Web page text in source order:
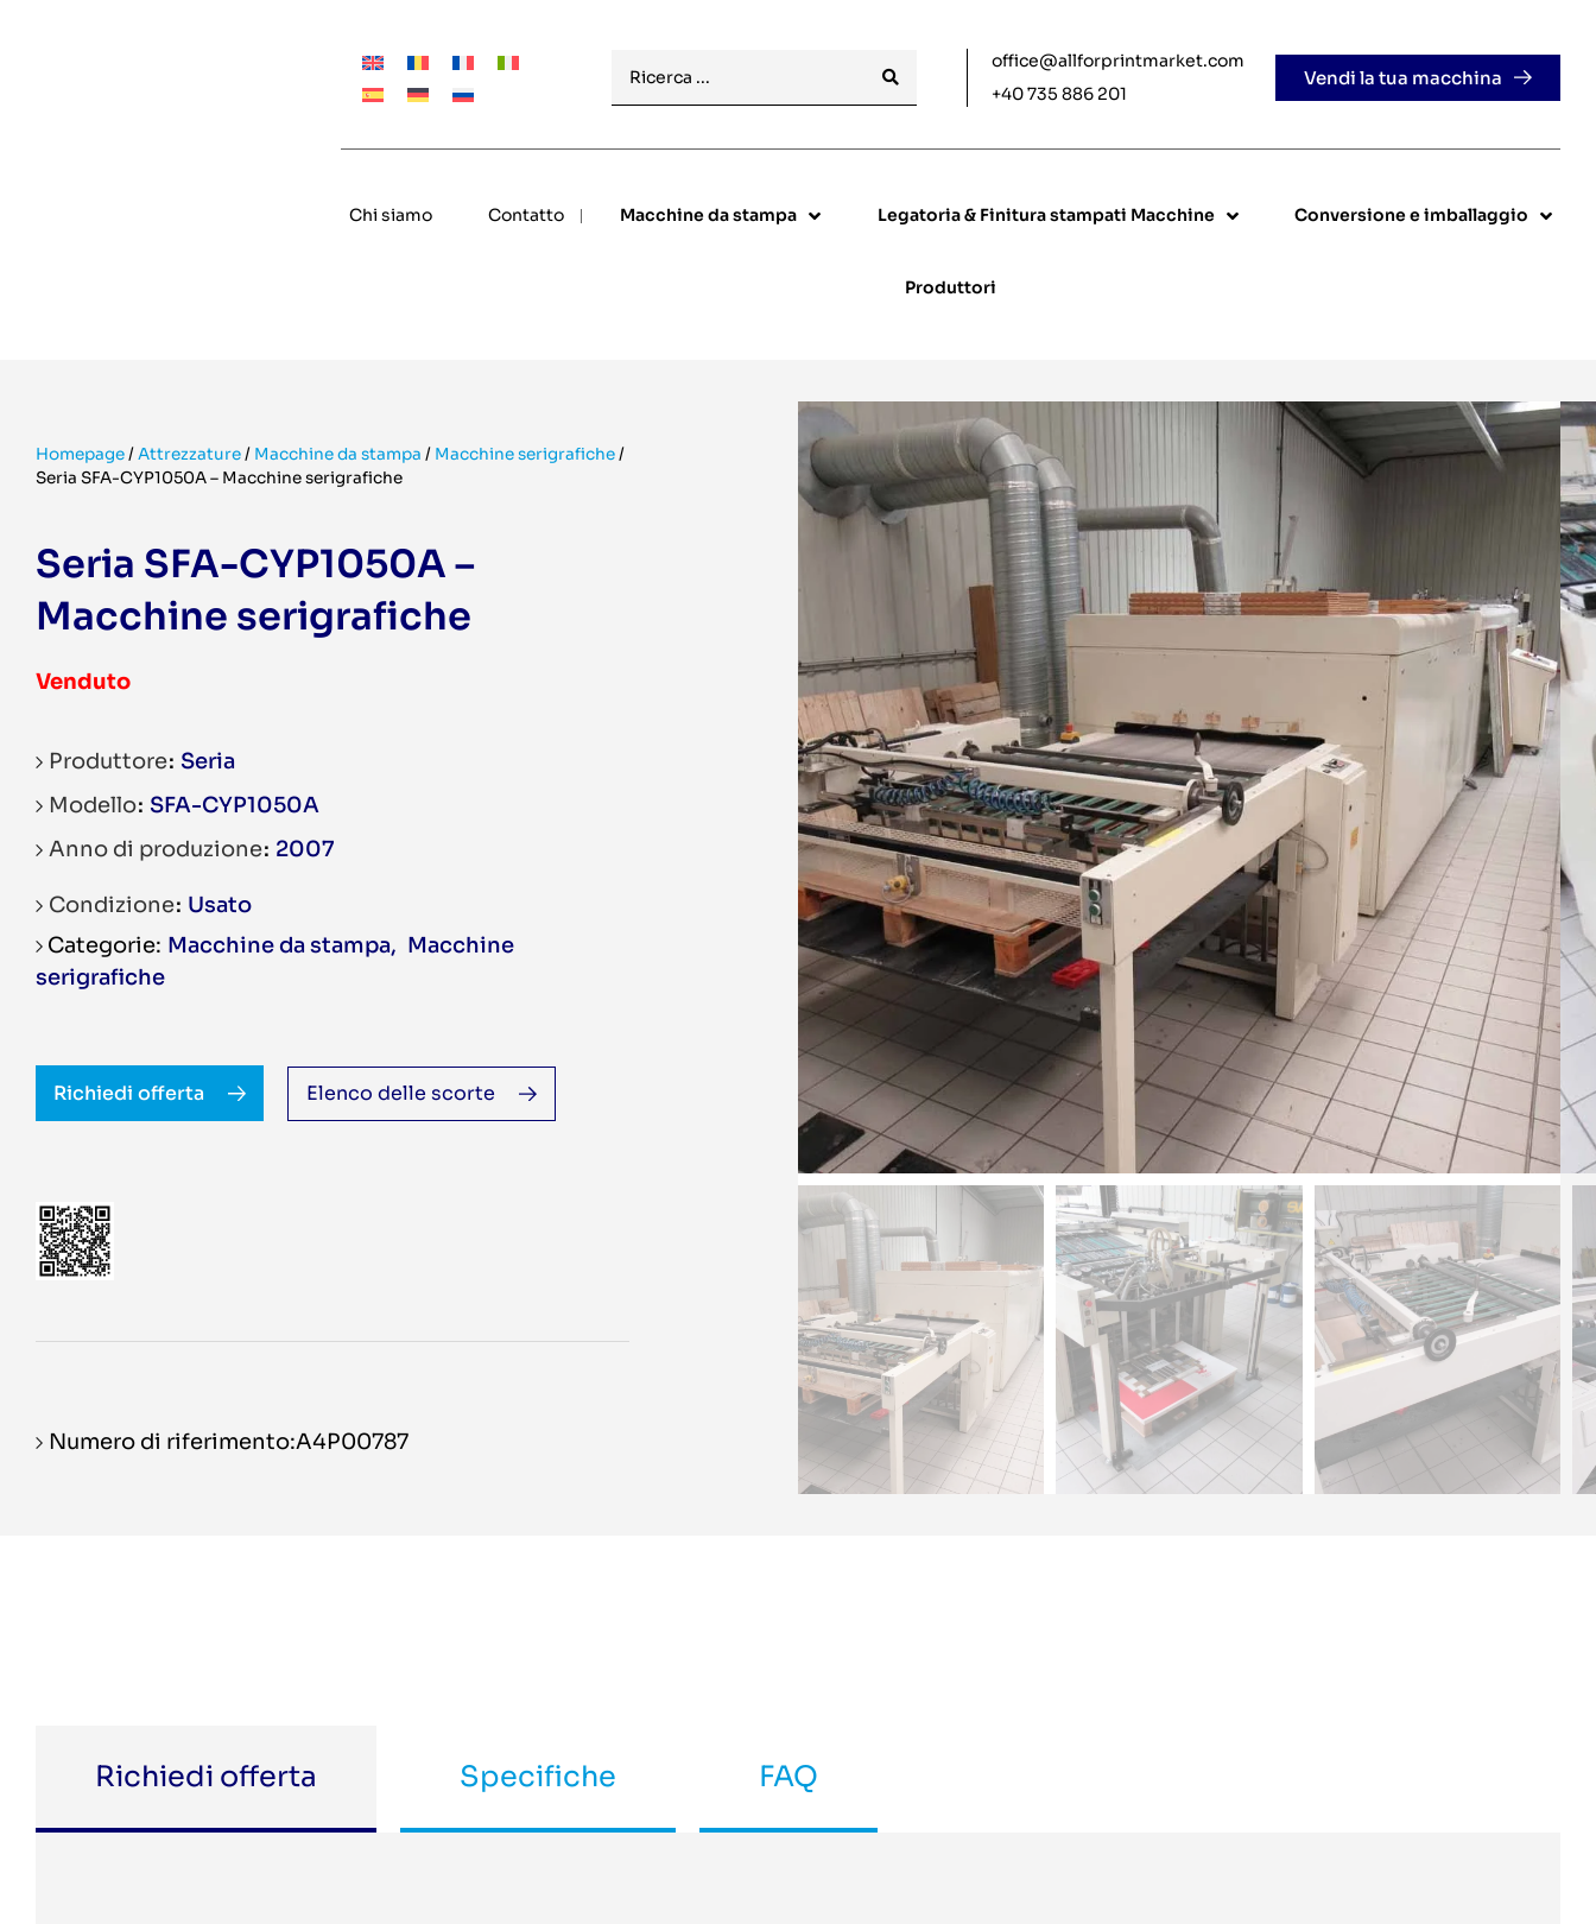
office@allforprintmarket.com
+40 735 886 201
Vendi la tua macchina
Chi siamo Contatto Macchine da stampa Legatoria & Finitura stampati Macchine Conversione e imballaggio
Produttori
Homepage/Attrezzature/ Macchine da stampa / Macchine serigrafiche/
Seria SFA-CYP1050A – Macchine serigrafiche
Seria SFA-CYP1050A –
Macchine serigrafiche
Venduto
Produttore Seria
Modello SFA-CYP1050A
Anno di produzione 2007
Condizione Usato
Macchine da stampa
Macchine
serigrafiche
Richiedi offerta Elenco delle scorte
Numero di riferimento:A4P00787
Richiedi offerta Specifiche FAQ